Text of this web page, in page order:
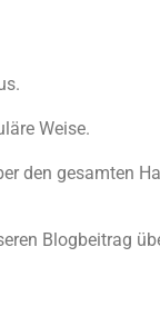
Weise.
den gesamten
Blogbeitrag